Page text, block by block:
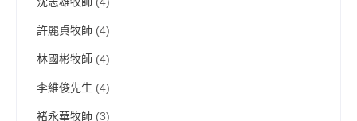
許麗貞牧師 (4)
林國彬牧師 (4)
李維俊先生 (4)
褚永華牧師 (3)